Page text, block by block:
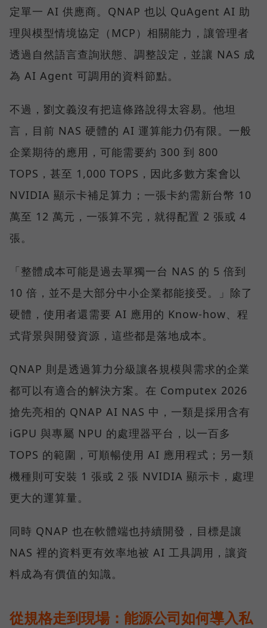
定單一 AI 供應商。QNAP 也以 QuAgent AI 助
理與模型情境協定（MCP）相關能力，讓管理者
透過自然語言查詢狀態、調整設定，並讓 NAS 成
為 AI Agent 可調用的資料節點。
不過，劉文義沒有把這條路說得太容易。他坦
言，目前 NAS 硬體的 AI 運算能力仍有限。一般
企業期待的應用，可能需要約 300 到 800
TOPS，甚至 1,000 TOPS，因此多數方案會以
NVIDIA 顯示卡補足算力；一張卡約需新台幣 10
萬至 12 萬元，一張算不完，就得配置 2 張或 4
張。
「整體成本可能是過去單獨一台 NAS 的 5 倍到
10 倍，並不是大部分中小企業都能接受。」除了
硬體，使用者還需要 AI 應用的 Know-how、程
式背景與開發資源，這些都是落地成本。
QNAP 則是透過算力分級讓各規模與需求的企業
都可以有適合的解決方案。在 Computex 2026
搶先亮相的 QNAP AI NAS 中，一類是採用含有
iGPU 與專屬 NPU 的處理器平台，以一百多
TOPS 的範圍，可順暢使用 AI 應用程式；另一類
機種則可安裝 1 張或 2 張 NVIDIA 顯示卡，處理
更大的運算量。
同時 QNAP 也在軟體端也持續開發，目標是讓
NAS 裡的資料更有效率地被 AI 工具調用，讓資
料成為有價值的知識。
從規格走到現場：能源公司如何導入私